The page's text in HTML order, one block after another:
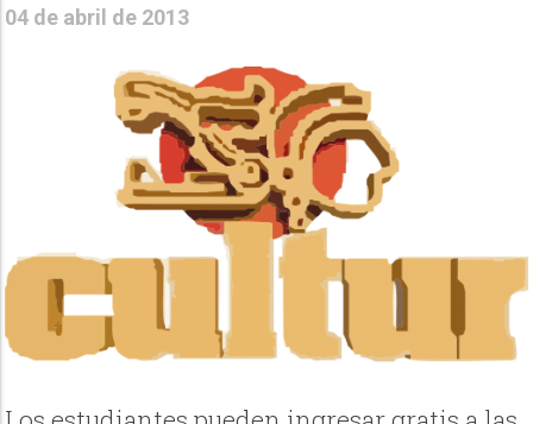
04 de abril de 2013